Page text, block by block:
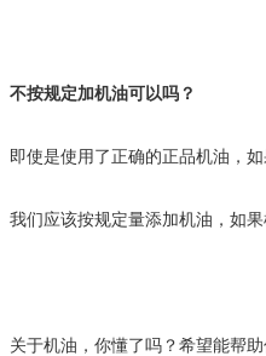
不按规定加机油可以吗？
即使是使用了正确的正品机油，
我们应该按规定量添加机油，如
关于机油，你懂了吗？希望能帮